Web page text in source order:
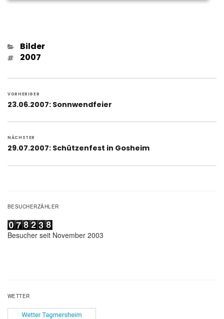
Kategorien
Bilder
Schlagwörter
2007
VORHERIGER
Vorheriger
23.06.2007: Sonnwendfeier
NÄCHSTER
Nächster
29.07.2007: Schützenfest in Gosheim
BESUCHERZÄHLER
Besucher seit November 2003
WETTER